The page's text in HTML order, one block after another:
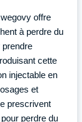
offre
à perdre du
prendre
cette
injectable en
et
prescrivent
perdre du